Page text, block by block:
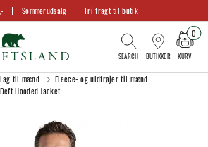
Sommerudsalg Fri fragt til butik
BUTIKKER KURV
0
til mænd
Fleece- og uldtrøjer til mænd
Hooded Jacket